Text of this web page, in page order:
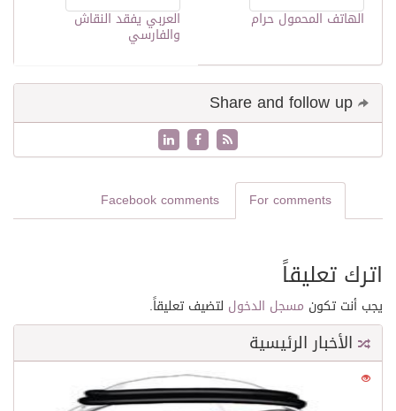
العربي يفقد النقاش
والفارسي
الهاتف المحمول حرام
For comments
Facebook comments
اترك تعليقاً
يجب أنت تكون مسجل الدخول لتضيف تعليقاً.
الأخبار الرئيسية
21608